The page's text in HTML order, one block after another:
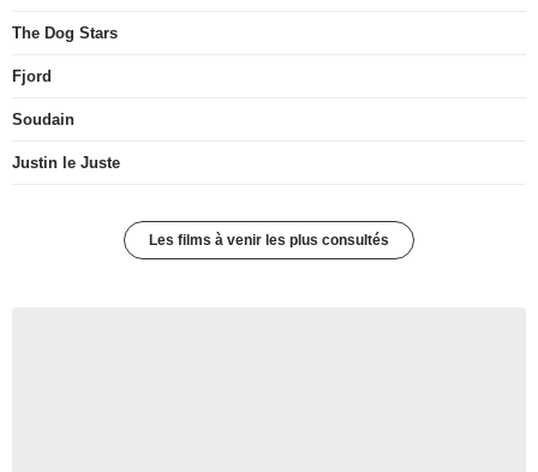
The Dog Stars
Fjord
Soudain
Justin le Juste
Les films à venir les plus consultés